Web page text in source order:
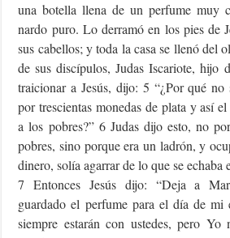
una botella llena de un perfume muy
nardo puro. Lo derramó en los pies de
sus cabellos; y toda la casa se llenó del
de sus discípulos, Judas Iscariote, hijo
traicionar a Jesús, dijo: 5 “¿Por qué no
por trescientas monedas de plata y así
a los pobres?” 6 Judas dijo esto, no
pobres, sino porque era un ladrón, y
dinero, solía agarrar de lo que se echaba
7 Entonces Jesús dijo: “Deja a
guardado el perfume para el día de mi
siempre estarán con ustedes, pero Yo